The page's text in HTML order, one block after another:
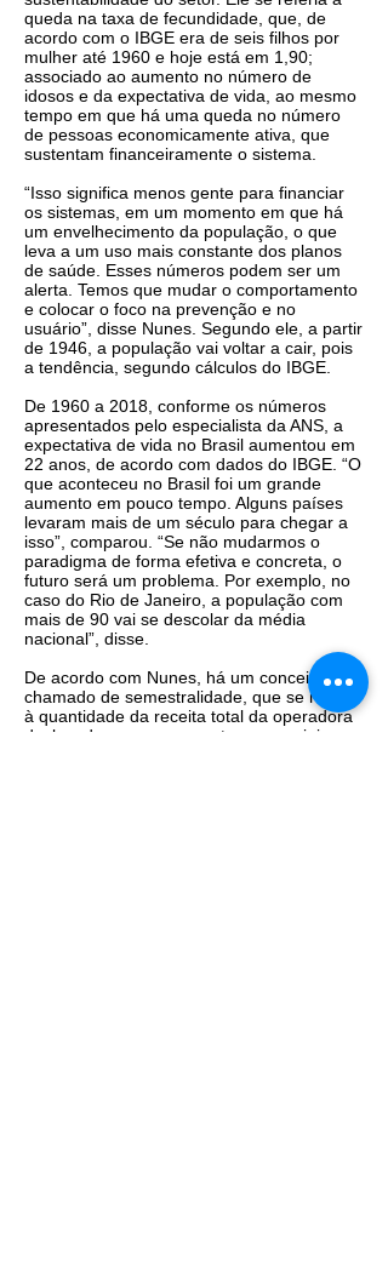
queda na taxa de fecundidade, que, de
acordo com o IBGE era de seis filhos por
mulher até 1960 e hoje está em 1,90;
associado ao aumento no número de
idosos e da expectativa de vida, ao mesmo
tempo em que há uma queda no número
de pessoas economicamente ativa, que
sustentam financeiramente o sistema.
“Isso significa menos gente para financiar
os sistemas, em um momento em que há
um envelhecimento da população, o que
leva a um uso mais constante dos planos
de saúde. Esses números podem ser um
alerta. Temos que mudar o comportamento
e colocar o foco na prevenção e no
usuário”, disse Nunes. Segundo ele, a partir
de 1946, a população vai voltar a cair, pois
a tendência, segundo cálculos do IBGE.
De 1960 a 2018, conforme os números
apresentados pelo especialista da ANS, a
expectativa de vida no Brasil aumentou em
22 anos, de acordo com dados do IBGE. “O
que aconteceu no Brasil foi um grande
aumento em pouco tempo. Alguns países
levaram mais de um século para chegar a
isso”, comparou. “Se não mudarmos o
paradigma de forma efetiva e concreta, o
futuro será um problema. Por exemplo, no
caso do Rio de Janeiro, a população com
mais de 90 vai se descolar da média
nacional”, disse.
De acordo com Nunes, há um conceito
chamado de semestralidade, que se refere
à quantidade da receita total da operadora
deslocada para pagamentos essenciais e,